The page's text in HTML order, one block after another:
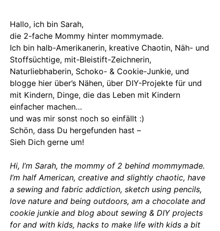
Hallo, ich bin Sarah,
die 2-fache Mommy hinter mommymade.
Ich bin halb-Amerikanerin, kreative Chaotin, Näh- und
Stoffsüchtige, mit-Bleistift-Zeichnerin,
Naturliebhaberin, Schoko- & Cookie-Junkie, und
blogge hier über’s Nähen, über DIY-Projekte für und
mit Kindern, Dinge, die das Leben mit Kindern
einfacher machen…
und was mir sonst noch so einfällt :)
Schön, dass Du hergefunden hast –
Sieh Dich gerne um!
Hi, I’m Sarah, the mommy of 2 behind mommymade.
I’m half American, creative and slightly chaotic, have
a sewing and fabric addiction, sketch using pencils,
love nature and being outdoors, am a chocolate and
cookie junkie and blog about sewing & DIY projects
for and with kids, hacks to make life with kids a bit